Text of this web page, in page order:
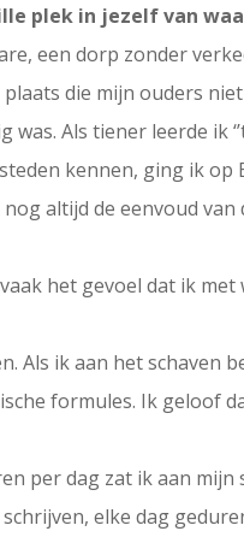
plek in jezelf van
een dorp zonder
die mijn ouders
Als tiener leerde ik
kennen, ging ik op
altijd de eenvoud
het gevoel dat ik
ik aan het schaven
formules. Ik geloof
per dag zat ik aan
elke dag